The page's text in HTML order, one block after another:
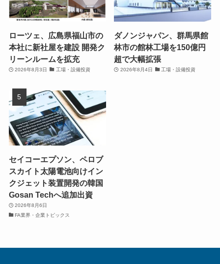
ローツェ、広島県福山市の
本社に新社屋を建設 開発ク
リーンルームを拡充
2026年8月3日 工場・設備投資
ダノンジャパン、群馬県館
林市の館林工場を150億円
超で大幅拡張
2026年8月4日 工場・設備投資
セイコーエプソン、ペロブ
スカイト太陽電池向けイン
クジェット装置開発の韓国
Gosan Techへ追加出資
2026年8月6日
FA業界・企業トピックス